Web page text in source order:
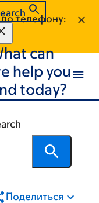
телефону:
can
help you
today?
Поделиться